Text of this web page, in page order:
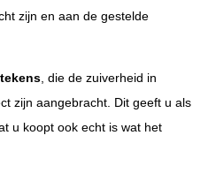
zijn en aan de gestelde
, die de zuiverheid in
zijn aangebracht. Dit geeft u als
u koopt ook echt is wat het